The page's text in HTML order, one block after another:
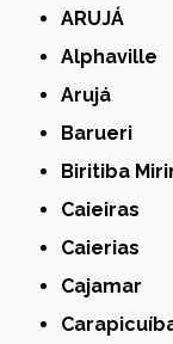
ARUJÁ
Alphaville
Arujá
Barueri
Biritiba
Caieiras
Caierias
Cajamar